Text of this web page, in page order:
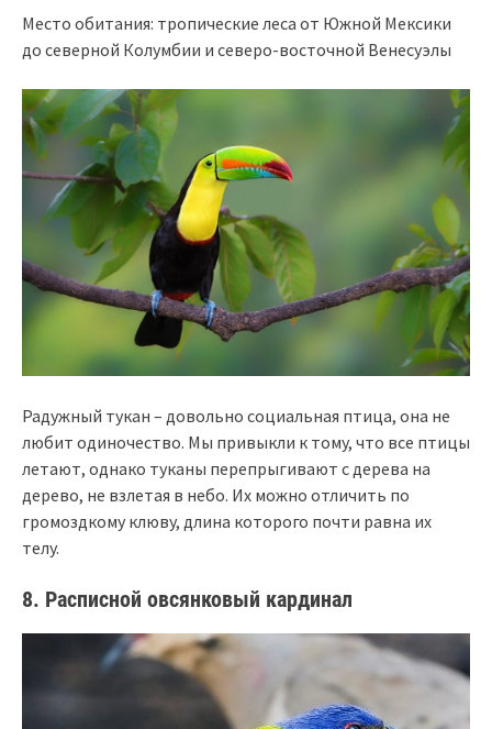
Место обитания: тропические леса от Южной Мексики
до северной Колумбии и северо-восточной Венесуэлы
Радужный тукан – довольно социальная птица, она не
любит одиночество. Мы привыкли к тому, что все птицы
летают, однако туканы перепрыгивают с дерева на
дерево, не взлетая в небо. Их можно отличить по
громоздкому клюву, длина которого почти равна их
телу.
8. Расписной овсянковый кардинал